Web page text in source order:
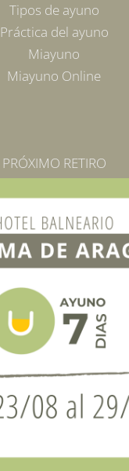
Tipos de ayuno
Práctica del ayuno
Miayuno
Miayuno Online
PRÓXIMO RETIRO